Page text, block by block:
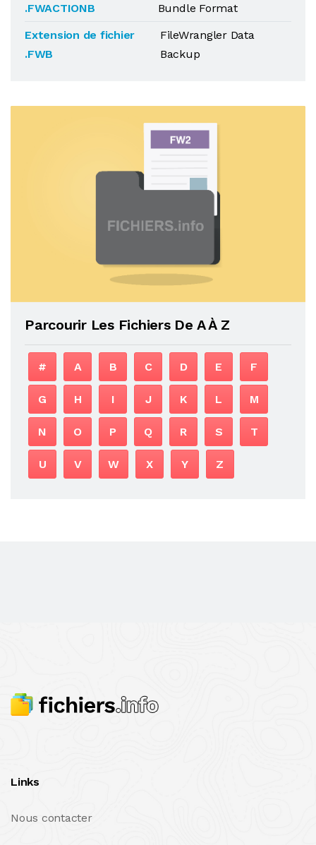
.FWACTIONB
Bundle Format
Extension de fichier
.FWB
FileWrangler Data
Backup
Parcourir Les Fichiers De A À Z
# A B C D E F
G H I J K L M
N O P Q R S T
U V W X Y Z
Links
Nous contacter